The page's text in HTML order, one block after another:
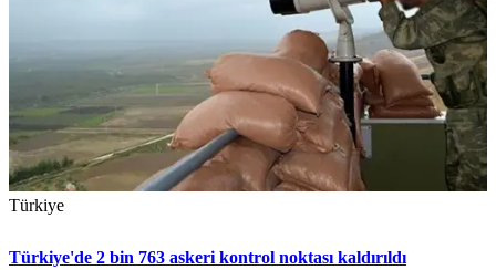
Türkiye
Türkiye'de 2 bin 763 askeri kontrol noktası kaldırıldı